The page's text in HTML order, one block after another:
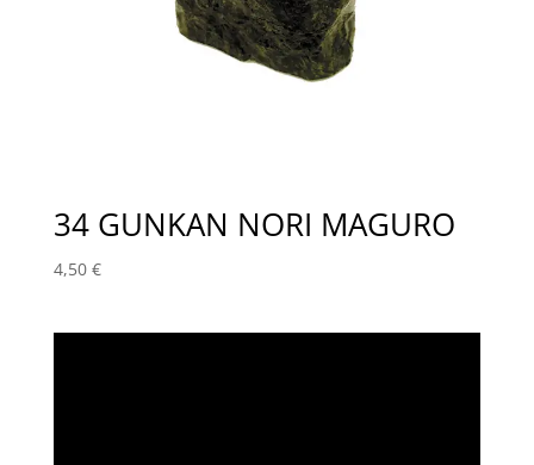
34 GUNKAN NORI MAGURO
4,50 €